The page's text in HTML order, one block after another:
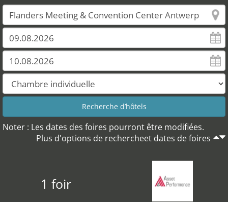
Noter : Les dates des foires pourront être modifiées.
Plus d'options de rechercheet dates de foires
1 foir